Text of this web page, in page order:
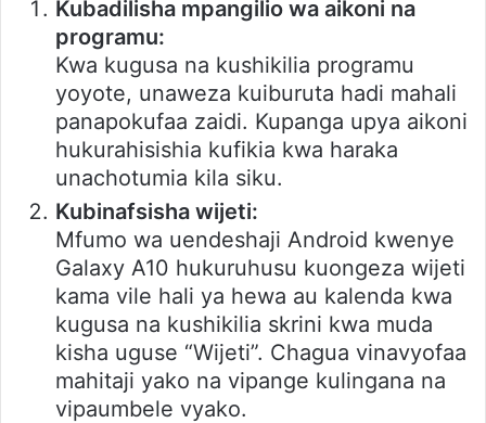
Kubadilisha mpangilio wa aikoni na
programu:
Kwa kugusa na kushikilia programu
yoyote, unaweza kuiburuta hadi mahali
panapokufaa zaidi. Kupanga upya aikoni
hukurahisishia kufikia kwa haraka
unachotumia kila siku.
Kubinafsisha wijeti:
Mfumo wa uendeshaji Android kwenye
Galaxy A10 hukuruhusu kuongeza wijeti
kama vile hali ya hewa au kalenda kwa
kugusa na kushikilia skrini kwa muda
kisha uguse “Wijeti”. Chagua vinavyofaa
mahitaji yako na vipange kulingana na
vipaumbele vyako.